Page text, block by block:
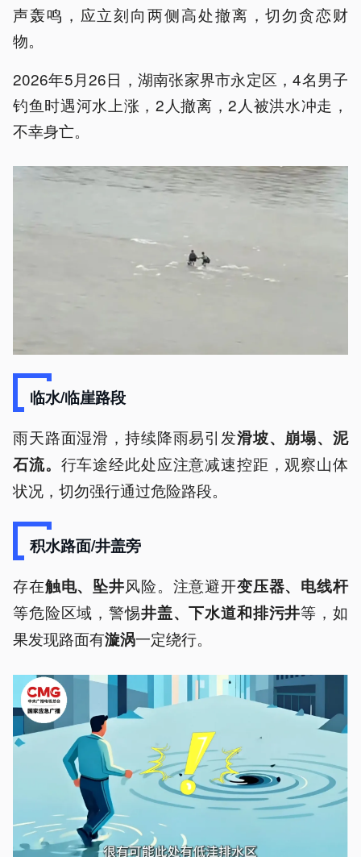
声轰鸣，应立刻向两侧高处撤离，切勿贪恋财
物。
2026年5月26日，湖南张家界市永定区，4名男子
钓鱼时遇河水上涨，2人撤离，2人被洪水冲走，
不幸身亡。
临水/临崖路段
雨天路面湿滑，持续降雨易引发滑坡、崩塌、泥
石流。 行车途经此处应注意减速控距，观察山体
状况，切勿强行通过危险路段。
积水路面/井盖旁
存在触电、坠井风险。注意避开变压器、电线杆
等危险区域，警惕井盖、下水道和排污井等，如
果发现路面有漩涡一定绕行。